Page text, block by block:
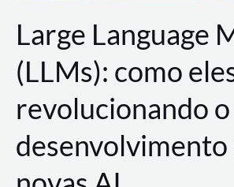
Large Language
(LLMs): como
revolucionando o
desenvolvimento